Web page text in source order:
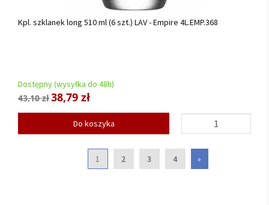
Kpl. szklanek long 510 ml (6 szt.) LAV - Empire 4L.EMP.368
Dostępny (wysyłka do 48h)
43,10 zł38,79 zł
Do koszyka
1 2 3 4 »